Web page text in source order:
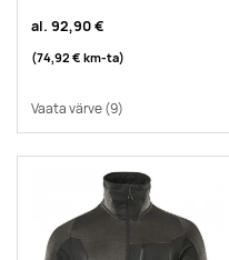
al. 92,90 €
(74,92 € km-ta)
Vaata värve(9)